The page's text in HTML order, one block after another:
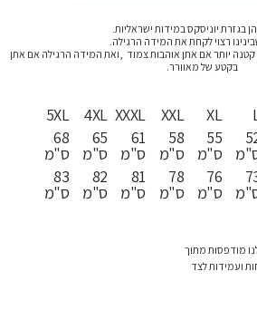
בגזרת יוניסקס במידות ישראליות.
רצוי לקחת את המידה הרגילה.
קטנה יותר אם אתן אוהבות צמוד ,ואת המידה הרגילה אם אתן
בקטע של מאוורר.
5XL
68
ס"מ
83
ס"מ
4XL
65
ס"מ
82
ס"מ
XXXL
61
ס"מ
81
ס"מ
XXL
58
ס"מ
78
ס"מ
XL
55
ס"מ
76
ס"מ
מודפסות מתוך
ועמידות לצד